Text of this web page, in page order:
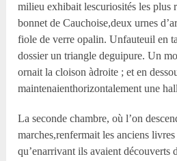
milieu exhibait lescuriosités les plus
bonnet de Cauchoise,deux urnes
fiole de verre opalin. Unfauteuil en
dossier un triangle deguipure. Un
ornait la cloison àdroite ; et en
maintenaienthorizontalement une
La seconde chambre, où l’on
marches,renfermait les anciens
qu’enarrivant ils avaient découverts